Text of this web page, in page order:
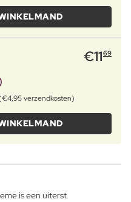
€1169
verzendkosten)
is een uiterst